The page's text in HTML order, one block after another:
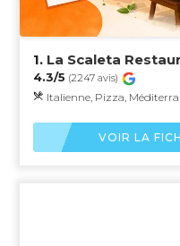
1. La Scaleta
4.3/5 (2247 avis)
Italienne, Pizza,
VOIR LA